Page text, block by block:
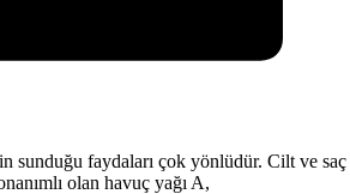
sunduğu faydaları çok yönlüdür. Cilt ve saç
olan havuç yağı A,